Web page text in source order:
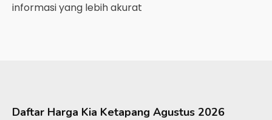
informasi yang lebih akurat
Daftar Harga Kia Ketapang Agustus 2026